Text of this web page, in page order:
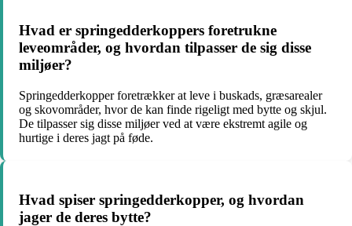
Hvad er springedderkoppers foretrukne
leveområder, og hvordan tilpasser de sig disse
miljøer?
Springedderkopper foretrækker at leve i buskads, græsarealer
og skovområder, hvor de kan finde rigeligt med bytte og skjul.
De tilpasser sig disse miljøer ved at være ekstremt agile og
hurtige i deres jagt på føde.
Hvad spiser springedderkopper, og hvordan
jager de deres bytte?